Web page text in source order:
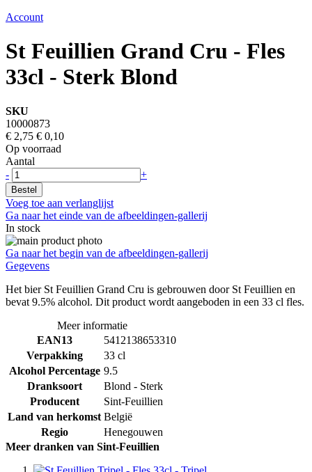
Account
St Feuillien Grand Cru - Fles
33cl - Sterk Blond
SKU
10000873
€ 2,75 € 0,10
Op voorraad
Aantal
-
+
Bestel
Voeg toe aan verlanglijst
Ga naar het einde van de afbeeldingen-gallerij
In stock
Ga naar het begin van de afbeeldingen-gallerij
Gegevens
Het bier St Feuillien Grand Cru is gebrouwen door St Feuillien en
bevat 9.5% alcohol. Dit product wordt aangeboden in een 33 cl fles.
Meer informatie
EAN13
5412138653310
Verpakking
33 cl
Alcohol Percentage 9.5
Dranksoort
Blond - Sterk
Producent
Sint-Feuillien
Land van herkomst België
Regio
Henegouwen
Meer dranken van Sint-Feuillien